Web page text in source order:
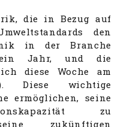
die in Bezug auf
den
in der Branche
Jahr, und die
diese Woche am
Diese wichtige
ermöglichen, seine
zu
zukünftigen